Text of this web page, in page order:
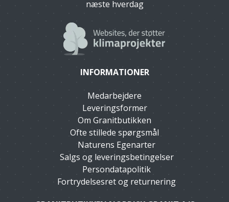
næste hverdag
INFORMATIONER
Medarbejdere
Leveringsformer
Om Granitbutikken
Ofte stillede spørgsmål
Naturens Egenarter
Salgs og leveringsbetingelser
Persondatapolitik
Fortrydelsesret og returnering